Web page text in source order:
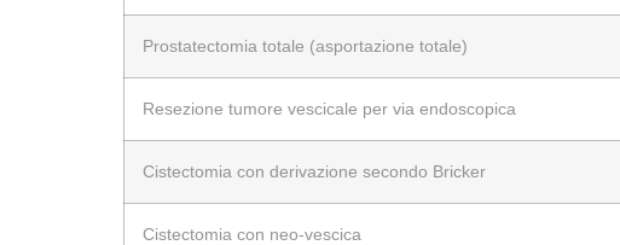
Prostatectomia totale (asportazione totale)
Resezione tumore vescicale per via endoscopica
Cistectomia con derivazione secondo Bricker
Cistectomia con neo-vescica